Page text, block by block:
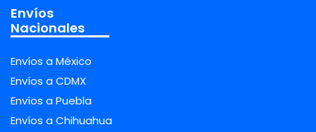
Envíos
Nacionales
Envíos a México
Envíos a CDMX
Envíos a Puebla
Envíos a Chihuahua